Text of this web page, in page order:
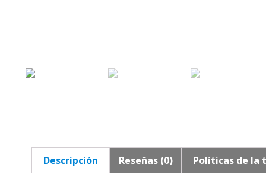
Descripción Reseñas (0) Políticas de la